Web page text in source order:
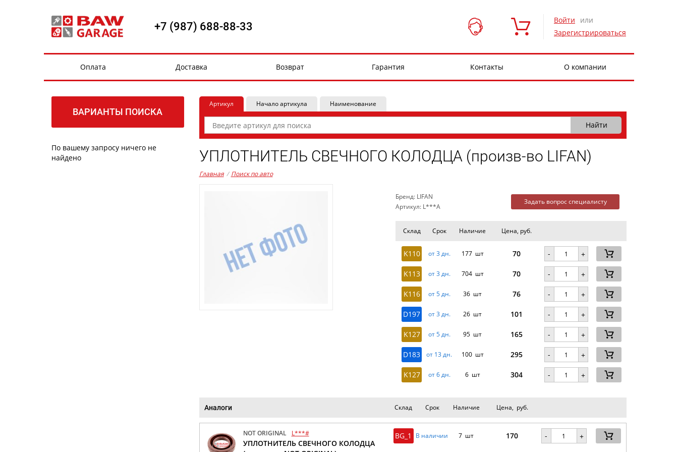
+7 (987) 688-88-33 Войти
или
Зарегистрироваться
Оплата Доставка Возврат Гарантия Контакты О компании
ВАРИАНТЫ ПОИСКА
По вашему запросу ничего не
найдено
Артикул Начало артикула Наименование
УПЛОТНИТЕЛЬ СВЕЧНОГО КОЛОДЦА (произв-во LIFAN)
Главная / Поиск по авто
Бренд: LIFAN
Артикул: L***A
Задать вопрос специалисту
Склад Срок Наличие Цена, руб.
K110 от 3 дн. 177 шт 70 - +
K113 от 3 дн. 704 шт 70 - +
K116 от 5 дн. 36 шт 76 - +
D197 от 3 дн. 26 шт 101 - +
K127 от 5 дн. 95 шт 165 - +
D183 от 13 дн. 100 шт 295 - +
K127 от 6 дн. 6 шт 304 - +
Аналоги Склад Срок Наличие Цена, руб.
NOT ORIGINAL L***#
УПЛОТНИТЕЛЬ СВЕЧНОГО КОЛОДЦА
BG_1 В наличии 7 шт 170 - +